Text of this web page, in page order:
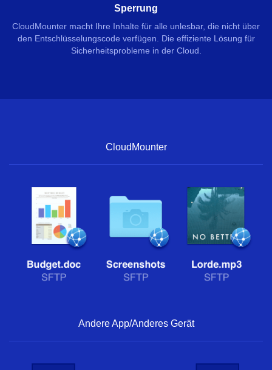
Sperrung
CloudMounter macht Ihre Inhalte für alle unlesbar, die nicht über
den Entschlüsselungscode verfügen. Die effiziente Lösung für
Sicherheitsprobleme in der Cloud.
CloudMounter
Andere App/Anderes Gerät